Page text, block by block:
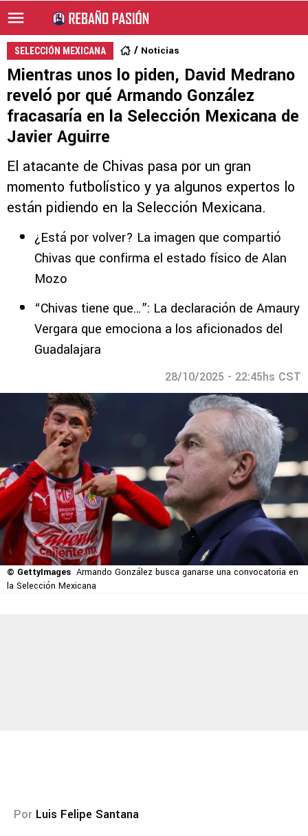
SELECCIÓN MEXICANA Noticias
Mientras unos lo piden, David Medrano
reveló por qué Armando González
fracasaría en la Selección Mexicana de
Javier Aguirre
El atacante de Chivas pasa por un gran
momento futbolístico y ya algunos expertos lo
están pidiendo en la Selección Mexicana.
¿Está por volver? La imagen que compartió
Chivas que confirma el estado físico de Alan
Mozo
“Chivas tiene que…”: La declaración de Amaury
Vergara que emociona a los aficionados del
Guadalajara
28/10/2025 - 22:45hs CST
© GettyImages Armando González busca ganarse una convocatoria en
la Selección Mexicana
Por Luis Felipe Santana